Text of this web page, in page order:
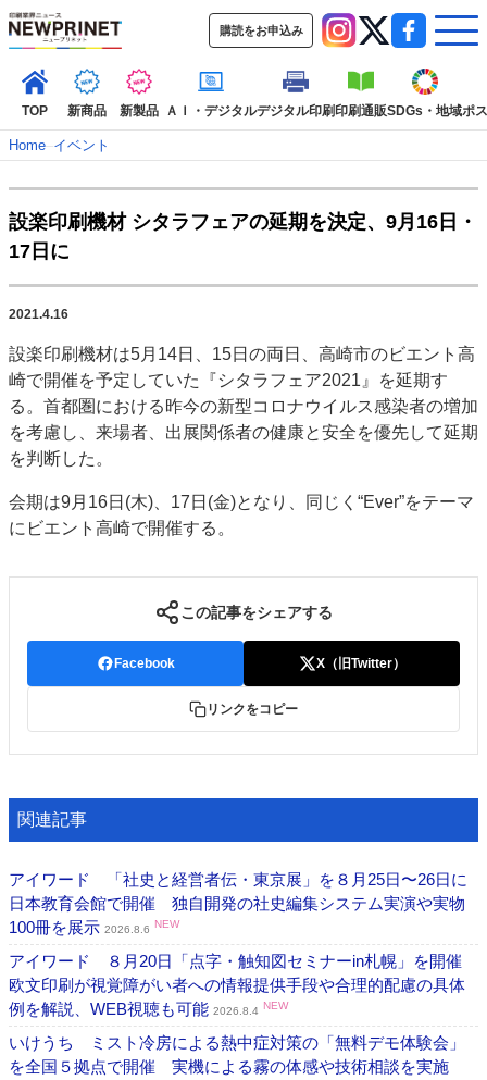
購読をお申込み
TOP 新商品 新製品 ＡＩ・デジタルデジタル印刷印刷通販SDGs・地域ポ
TOP
インタビュー
SDGs・地域
ポストプレス ビジネス イベント 信用情報
業界
市場・統計
人事・移転・異動・訃報
特集記事カテゴリー一覧
特集・デジタル印刷 アイデアで勝負！ ～多様なビジネス・多彩な商材～
JAPAN PACK 2023 特集
中古印刷機・製本機特集
運営
会社案内
購読・購入申し込み
サイトポリシー
お問い合わせ
Home–イベント
設楽印刷機材 シタラフェアの延期を決定、9月16日・
17日に
2021.4.16
設楽印刷機材は5月14日、15日の両日、高崎市のビエント高
崎で開催を予定していた『シタラフェア2021』を延期す
る。首都圏における昨今の新型コロナウイルス感染者の増加
を考慮し、来場者、出展関係者の健康と安全を優先して延期
を判断した。
会期は9月16日(木)、17日(金)となり、同じく“Ever”をテーマ
にビエント高崎で開催する。
この記事をシェアする
Facebook X（旧Twitter）
リンクをコピー
関連記事
アイワード 「社史と経営者伝・東京展」を８月25日〜26日に
日本教育会館で開催 独自開発の社史編集システム実演や実物
100冊を展示 2026.8.6 NEW
アイワード ８月20日「点字・触知図セミナーin札幌」を開催
欧文印刷が視覚障がい者への情報提供手段や合理的配慮の具体
例を解説、WEB視聴も可能 2026.8.4 NEW
いけうち ミスト冷房による熱中症対策の「無料デモ体験会」
を全国５拠点で開催 実機による霧の体感や技術相談を実施